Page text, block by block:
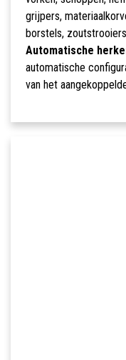
grijpers,
borstels,
Automatische
automatische
van het